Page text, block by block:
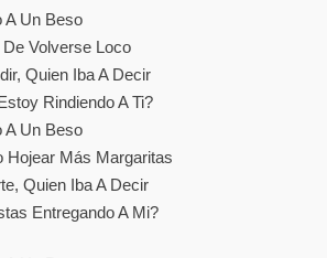
A Un Beso
Volverse Loco
Quien Iba A Decir
Rindiendo A Ti?
A Un Beso
Hojear Más Margaritas
Quien Iba A Decir
Entregando A Mi?